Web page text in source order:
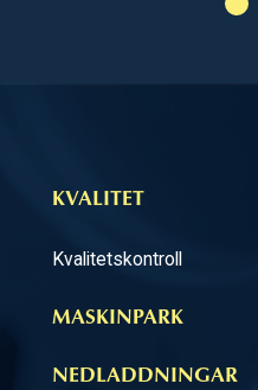
KVALITET
Kvalitetskontroll
MASKINPARK
NEDLADDNINGAR